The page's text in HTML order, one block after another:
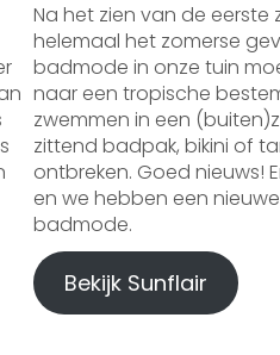
Na het zien van de
helemaal het zomerse
badmode in onze tuin
naar een tropische
zwemmen in een
zittend badpak, bikini of
ontbreken. Goed nieuws!
en we hebben een
badmode.
Bekijk Sunflair